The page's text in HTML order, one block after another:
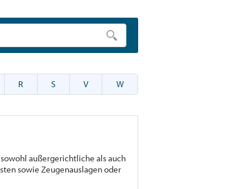
R S V W
außergerichtliche als auch
sowie Zeugenauslagen oder